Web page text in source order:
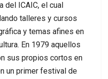
del ICAIC, el cual
talleres y cursos
y temas afines en
En 1979 aquellos
sus propios cortos en
un primer festival de